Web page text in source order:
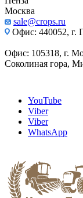
Москва
sale@crops.ru
Офис: 440052, г.
Офис: 105318, г.
Соколиная гора,
YouTube
Viber
Viber
WhatsApp